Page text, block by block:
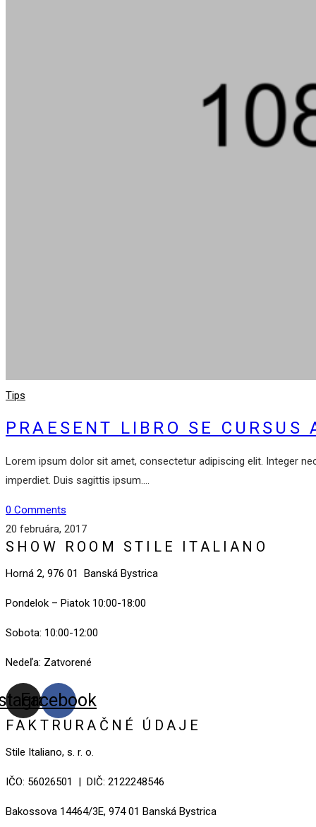
Tips
PRAESENT LIBRO SE CURSUS
Lorem ipsum dolor sit amet, consectetur adipiscing elit. Integer
imperdiet. Duis sagittis ipsum.…
0 Comments
20 februára, 2017
SHOW ROOM STILE ITALIANO
Horná 2, 976 01 Banská Bystrica
Pondelok – Piatok 10:00-18:00
Sobota: 10:00-12:00
Nedeľa: Zatvorené
Facebook
FAKTRURAČNÉ ÚDAJE
Stile Italiano, s. r. o.
IČO: 56026501 | DIČ: 2122248546
Bakossova 14464/3E, 974 01 Banská Bystrica